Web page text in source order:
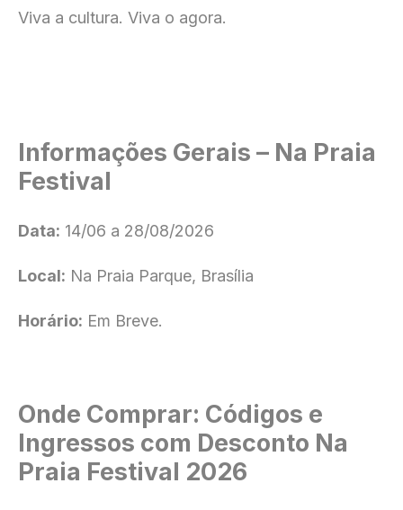
Viva a cultura. Viva o agora.
Informações Gerais – Na Praia
Festival
Data: 14/06 a 28/08/2026
Local: Na Praia Parque, Brasília
Horário: Em Breve.
Onde Comprar: Códigos e
Ingressos com Desconto Na
Praia Festival 2026